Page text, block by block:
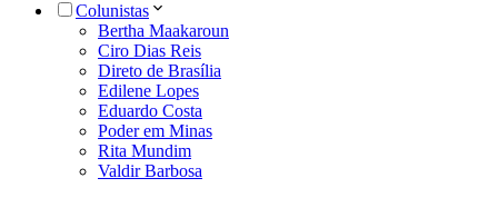
Colunistas
Bertha Maakaroun
Ciro Dias Reis
Direto de Brasília
Edilene Lopes
Eduardo Costa
Poder em Minas
Rita Mundim
Valdir Barbosa